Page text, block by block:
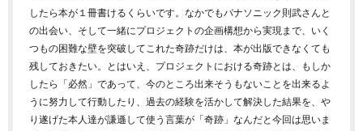
したら本が１冊書けるくらいです。なかでもパナソニック則武さんと
の出会い、そして一緒にプロジェクトの企画構想から実現まで、いく
つもの困難な壁を突破してこれた奇跡だけは、本が出版できなくても
残しておきたい。とはいえ、プロジェクトにおける奇跡とは、もしか
したら「必然」であって、今のところ出来そうもないことを出来るよ
うに努力して行動したり、過去の経験を活かして解決した結果を、や
り遂げた本人達が謙遜して使う言葉が「奇跡」なんだと今回は思いま